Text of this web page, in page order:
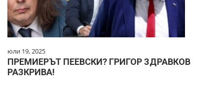
юли 19, 2025
ПРЕМИЕРЪТ ПЕЕВСКИ? ГРИГОР ЗДРАВКОВ
РАЗКРИВА!